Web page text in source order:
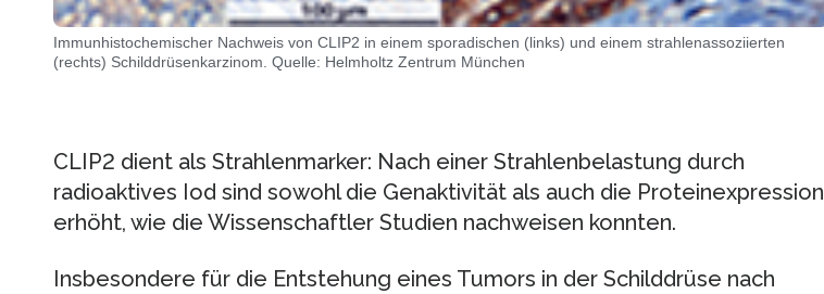
Immunhistochemischer Nachweis von CLIP2 in einem sporadischen (links) und einem strahlenassoziierten
(rechts) Schilddrüsenkarzinom. Quelle: Helmholtz Zentrum München
CLIP2 dient als Strahlenmarker: Nach einer Strahlenbelastung durch
radioaktives Iod sind sowohl die Genaktivität als auch die Proteinexpression
erhöht, wie die Wissenschaftler Studien nachweisen konnten.
Insbesondere für die Entstehung eines Tumors in der Schilddrüse nach